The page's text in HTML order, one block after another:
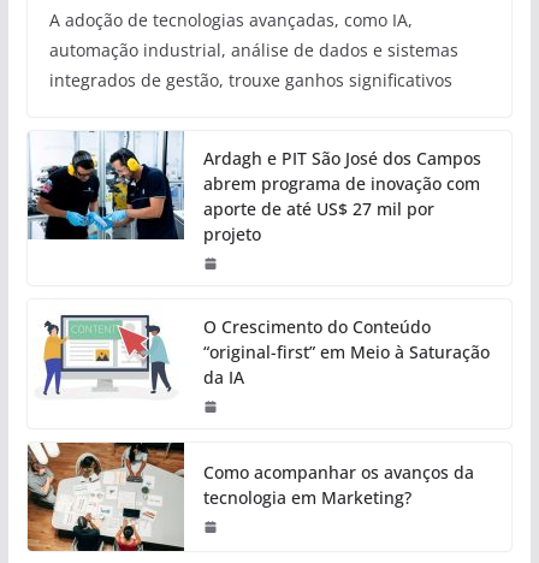
A adoção de tecnologias avançadas, como IA,
automação industrial, análise de dados e sistemas
integrados de gestão, trouxe ganhos significativos
Ardagh e PIT São José dos Campos
abrem programa de inovação com
aporte de até US$ 27 mil por
projeto
O Crescimento do Conteúdo
“original-first” em Meio à Saturação
da IA
Como acompanhar os avanços da
tecnologia em Marketing?